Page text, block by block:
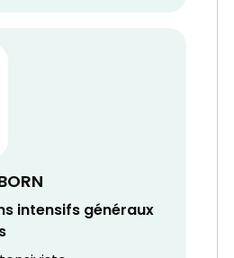
intensifs généraux